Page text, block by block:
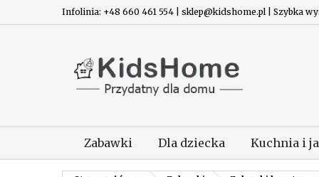
Infolinia: +48 660 461 554 | sklep@kidshome.pl | Szybka
Zabawki Dla dziecka Kuchnia i